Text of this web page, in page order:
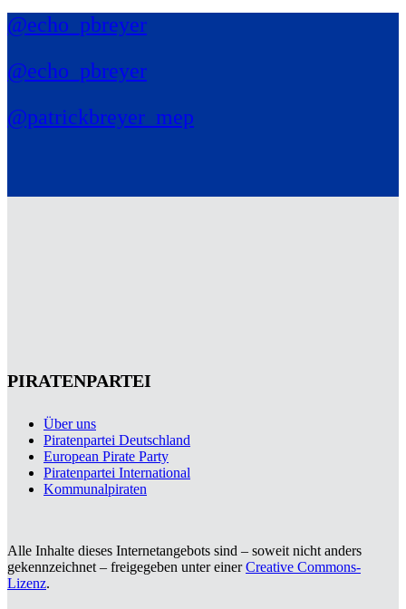
@echo_pbreyer
@echo_pbreyer
@patrickbreyer_mep
PIRATENPARTEI
Über uns
Piratenpartei Deutschland
European Pirate Party
Piratenpartei International
Kommunalpiraten
Alle Inhalte dieses Internetangebots sind – soweit nicht anders
gekennzeichnet – freigegeben unter einerCreative Commons-
Lizenz.